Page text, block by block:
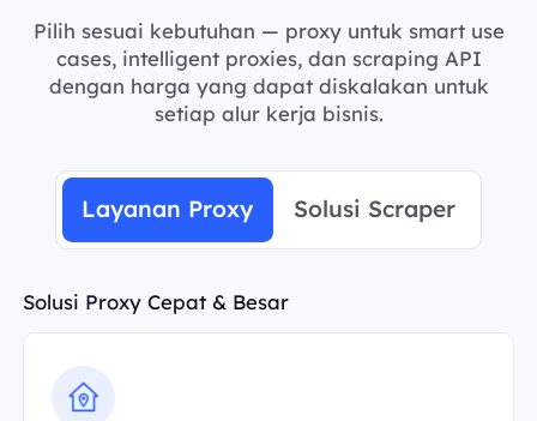
Pilih sesuai kebutuhan — proxy untuk smart use
cases, intelligent proxies, dan scraping API
dengan harga yang dapat diskalakan untuk
setiap alur kerja bisnis.
Layanan Proxy Solusi Scraper
Solusi Proxy Cepat & Besar